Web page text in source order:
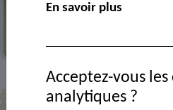
> VIE MUNICIPALE >
En savoir plus
Acceptez-vous les
analytiques ?